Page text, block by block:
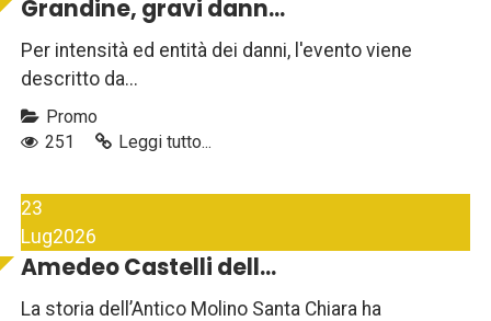
Grandine, gravi dann...
Per intensità ed entità dei danni, l'evento viene
descritto da...
Promo
251
Leggi tutto...
23
Lug2026
Amedeo Castelli dell...
La storia dell’Antico Molino Santa Chiara ha